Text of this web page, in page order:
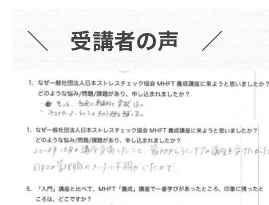
＼ 受講者の声 ／